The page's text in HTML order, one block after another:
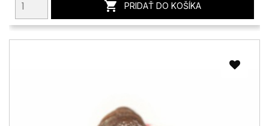
 PRIDAŤ DO KOŠÍKA